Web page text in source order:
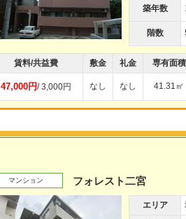
築年数
階数
賃料/共益費 敷金 礼金 専有面積
47,000円/ 3,000円 なし なし 41.31㎡
マンション フォレスト二宮
エリア